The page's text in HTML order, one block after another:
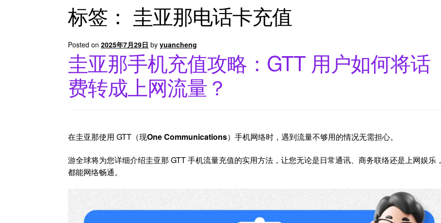
标签： 圭亚那电话卡充值
Posted on2025年7月29日 byyuancheng
圭亚那手机充值攻略：GTT 用户如何将话
费转成上网流量？
在圭亚那使用 GTT（现One Communications）手机网络时，遇到流量不够用的情况无需担心。
游全球将为您详细介绍圭亚那 GTT 手机流量充值的实用方法，让您无论是日常通讯、商务联络还是上网娱乐，
都能网络畅通。